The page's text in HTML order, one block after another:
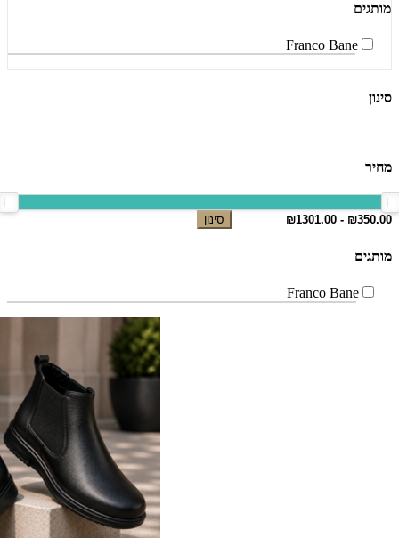
מותגים
Franco Bane
סינון
מחיר
סינון
מותגים
Franco Bane